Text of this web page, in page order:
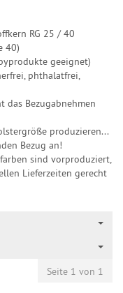
RG 25 / 40
40)
geeignet)
phthalatfrei,
das Bezugabnehmen
produzieren...
Bezug an!
sind vorproduziert,
Lieferzeiten gerecht
Seite 1 von 1